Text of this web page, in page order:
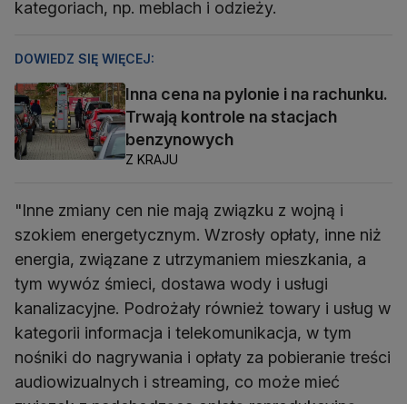
kategoriach, np. meblach i odzieży.
DOWIEDZ SIĘ WIĘCEJ:
Inna cena na pylonie i na rachunku.
Trwają kontrole na stacjach
benzynowych
Z KRAJU
"Inne zmiany cen nie mają związku z wojną i
szokiem energetycznym. Wzrosły opłaty, inne niż
energia, związane z utrzymaniem mieszkania, a
tym wywóz śmieci, dostawa wody i usługi
kanalizacyjne. Podrożały również towary i usług w
kategorii informacja i telekomunikacja, w tym
nośniki do nagrywania i opłaty za pobieranie treści
audiowizualnych i streaming, co może mieć